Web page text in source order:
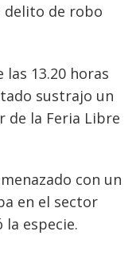
delito de robo
las 13.20 horas
sustrajo un
de la Feria Libre
con un
en el sector
especie.